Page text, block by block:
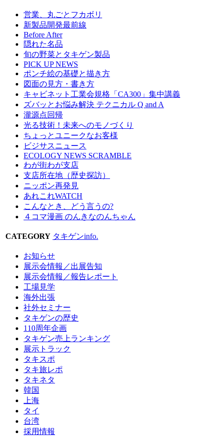
営業、丸ごとフカボリ
新製品開発最前線
Before After
隠れた名品
旬の野菜とタキゲン製品
PICK UP NEWS
ポンチ絵の基礎と描き方
図面の見方・書き方
キャビネット工業会規格「CA300」集中講義
ズバッとお悩み解決 テクニカル Q and A
瀧源点回帰
光る技術！未来へのモノづくり
ちょっとユニークなお客様
ビジサスニュース
ECOLOGY NEWS SCRAMBLE
わが街わが支店
支店所在地（歴史探訪）
ニッポン再発見
あれこれWATCH
こんなとき、どう言うの?
４コマ漫画 のんきなのんちゃん
CATEGORY タキゲンinfo.
お知らせ
展示会情報／出展告知
展示会情報／報告レポート
工場見学
海外出張
社外セミナー
タキゲンの歴史
110周年企画
タキゲン売上ランキング
展示トラック
タキスポ
タキ旅レポ
タキネタ
韓国
上海
タイ
台湾
採用情報